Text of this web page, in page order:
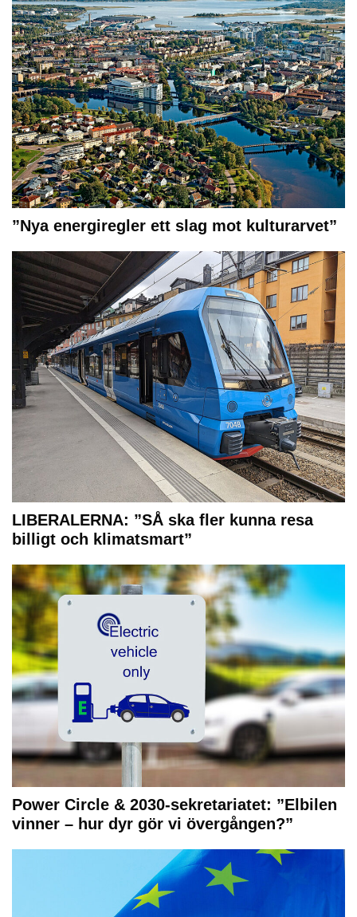
”Nya energiregler ett slag mot kulturarvet”
LIBERALERNA: ”SÅ ska fler kunna resa
billigt och klimatsmart”
Power Circle & 2030-sekretariatet: ”Elbilen
vinner – hur dyr gör vi övergången?”